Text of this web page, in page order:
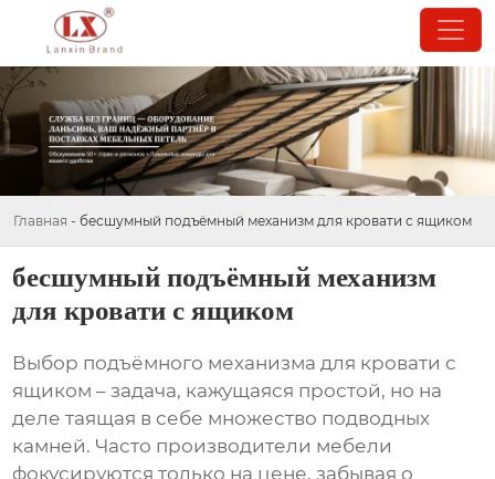
Главная - бесшумный подъёмный механизм для кровати с ящиком
бесшумный подъёмный механизм
для кровати с ящиком
Выбор подъёмного механизма для кровати с
ящиком – задача, кажущаяся простой, но на
деле таящая в себе множество подводных
камней. Часто производители мебели
фокусируются только на цене, забывая о